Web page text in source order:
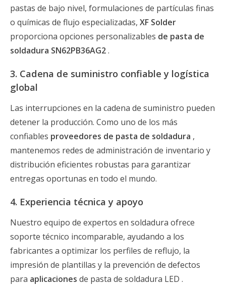
pastas de bajo nivel, formulaciones de partículas finas
o químicas de flujo especializadas, XF Solder
proporciona opciones personalizables de pasta de
soldadura SN62PB36AG2.
3. Cadena de suministro confiable y logística
global
Las interrupciones en la cadena de suministro pueden
detener la producción. Como uno de los más
confiables proveedores de pasta de soldadura ,
mantenemos redes de administración de inventario y
distribución eficientes robustas para garantizar
entregas oportunas en todo el mundo.
4. Experiencia técnica y apoyo
Nuestro equipo de expertos en soldadura ofrece
soporte técnico incomparable, ayudando a los
fabricantes a optimizar los perfiles de reflujo, la
impresión de plantillas y la prevención de defectos
para aplicaciones de pasta de soldadura LED .